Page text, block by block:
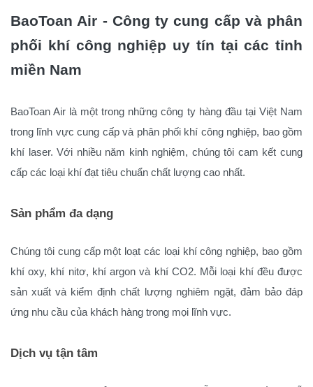
BaoToan Air - Công ty cung cấp và phân
phối khí công nghiệp uy tín tại các tỉnh
miền Nam
BaoToan Air là một trong những công ty hàng đầu tại Việt Nam
trong lĩnh vực cung cấp và phân phối khí công nghiệp, bao gồm
khí laser. Với nhiều năm kinh nghiệm, chúng tôi cam kết cung
cấp các loại khí đạt tiêu chuẩn chất lượng cao nhất.
Sản phẩm đa dạng
Chúng tôi cung cấp một loạt các loại khí công nghiệp, bao gồm
khí oxy, khí nitơ, khí argon và khí CO2. Mỗi loại khí đều được
sản xuất và kiểm định chất lượng nghiêm ngặt, đảm bảo đáp
ứng nhu cầu của khách hàng trong mọi lĩnh vực.
Dịch vụ tận tâm